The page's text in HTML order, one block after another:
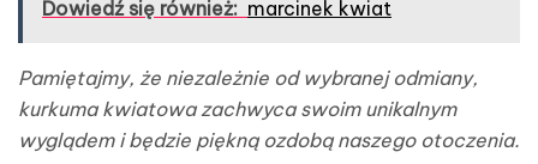
Dowiedź się również: marcinek kwiat
Pamiętajmy, że niezależnie od wybranej odmiany,
kurkuma kwiatowa zachwyca swoim unikalnym
wyglądem i będzie piękną ozdobą naszego otoczenia.